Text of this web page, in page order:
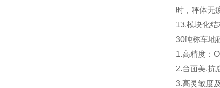
时，秤体无
13.模块化
30吨称车地
1.高精度：
2.台面美,抗
3.高灵敏度